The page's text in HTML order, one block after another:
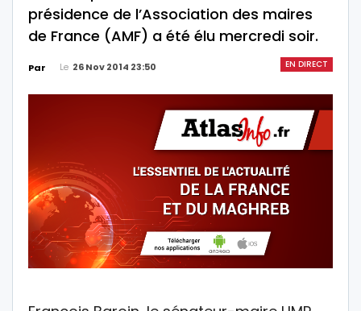
présidence de l’Association des maires
de France (AMF) a été élu mercredi soir.
EN DIRECT
Par Le 26 Nov 2014 23:50